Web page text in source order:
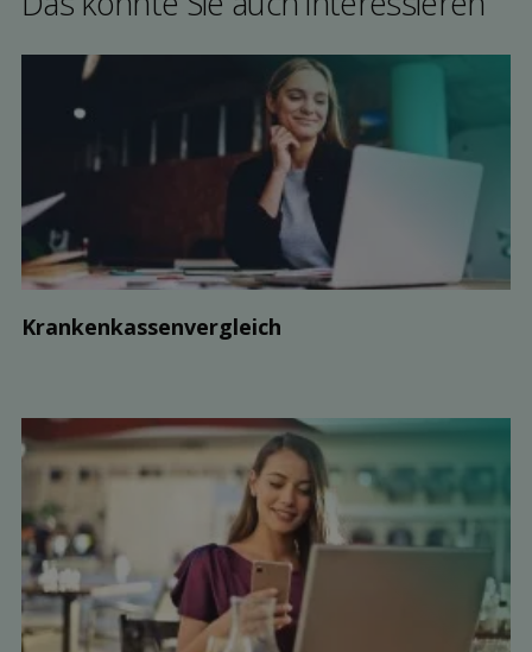
Kranken­kassen­vergleich